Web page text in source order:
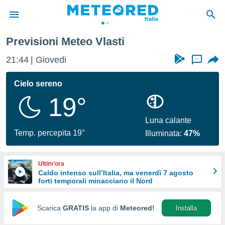
di
per
le
di
Web
Previsioni Meteo Vlasti
21:44 Giovedi ...
Cielo sereno
19°
Temp. percepita 19°
Luna calante
Illuminata:47%
Ultim’ora
Caldo intenso sull’Italia, ma venerdì 7 agosto
forti temporali minacciano il Nord
Scarica GRATIS la app di Meteored! Installa